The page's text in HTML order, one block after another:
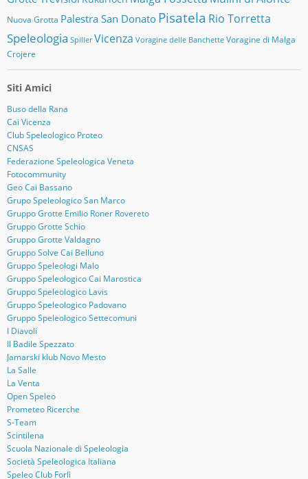
Nuova Grotta Palestra San Donato Pisatela Rio Torretta
Speleologia Spiller Vicenza Voragine delle Banchette Voragine di Malga
Crojere
Siti Amici
Buso della Rana
Cai Vicenza
Club Speleologico Proteo
CNSAS
Federazione Speleologica Veneta
Fotocommunity
Geo Cai Bassano
Grupo Speleologico San Marco
Gruppo Grotte Emilio Roner Rovereto
Gruppo Grotte Schio
Gruppo Grotte Valdagno
Gruppo Solve Cai Belluno
Gruppo Speleologi Malo
Gruppo Speleologico Cai Marostica
Gruppo Speleologico Lavis
Gruppo Speleologico Padovano
Gruppo Speleologico Settecomuni
I Diavoli
Il Badile Spezzato
Jamarski klub Novo Mesto
La Salle
La Venta
Open Speleo
Prometeo Ricerche
S-Team
Scintilena
Scuola Nazionale di Speleologia
Società Speleologica Italiana
Speleo Club Forlì